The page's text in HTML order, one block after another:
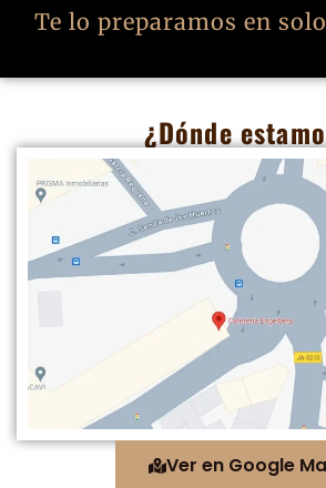
Te lo preparamos en
¿Dónde
Ver en Google